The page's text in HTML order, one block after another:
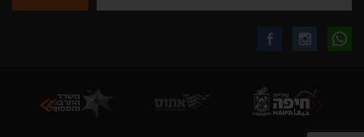
שלך
להרשמה
לקבלת
באינסטגרם
עקבו
בפייסבוק